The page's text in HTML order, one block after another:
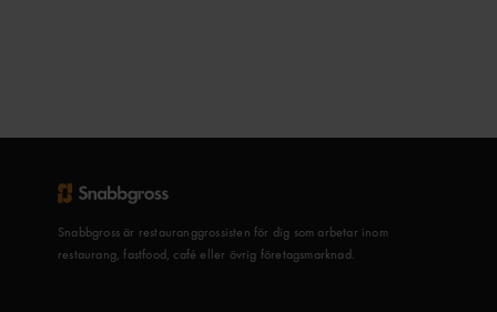
Snabbgross är restauranggrossisten för dig som arbetar inom
restaurang, fastfood, café eller övrig företagsmarknad.